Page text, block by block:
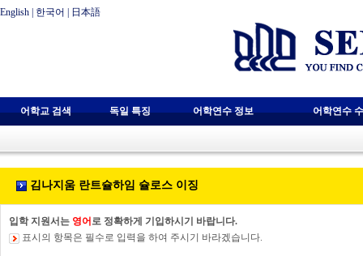
English 한국어 日本語
어학교 검색 독일 특징 어학연수 정보 어학연수
김나지움 란트슐하임 슐로스 이징
입학 지원서는 영어 로 정확하게 기입하시기 바랍니다.
표시의 항목은 필수로 입력을 하여 주시기 바라겠습니다.